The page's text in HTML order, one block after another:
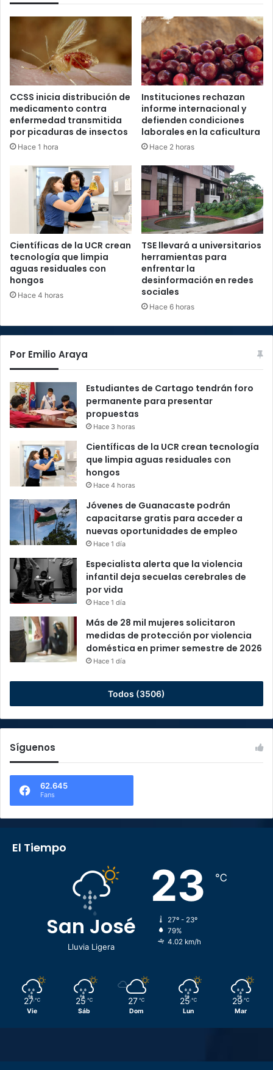
CCSS inicia distribución de
medicamento contra
enfermedad transmitida
por picaduras de insectos
Hace 1 hora
Instituciones rechazan
informe internacional y
defienden condiciones
laborales en la caficultura
Hace 2 horas
Científicas de la UCR crean
tecnología que limpia
aguas residuales con
hongos
Hace 4 horas
TSE llevará a universitarios
herramientas para
enfrentar la
desinformación en redes
sociales
Hace 6 horas
Por Emilio Araya
Estudiantes de Cartago tendrán foro
permanente para presentar
propuestas
Hace 3 horas
Científicas de la UCR crean tecnología
que limpia aguas residuales con
hongos
Hace 4 horas
Jóvenes de Guanacaste podrán
capacitarse gratis para acceder a
nuevas oportunidades de empleo
Hace 1 día
Especialista alerta que la violencia
infantil deja secuelas cerebrales de
por vida
Hace 1 día
Más de 28 mil mujeres solicitaron
medidas de protección por violencia
doméstica en primer semestre de 2026
Hace 1 día
Todos (3506)
Síguenos
62.645
Fans
El Tiempo
San José
Lluvia Ligera
23 ℃
27º - 23º
79%
4.02 km/h
27 ℃
Vie
25 ℃
Sáb
27 ℃
Dom
25 ℃
Lun
29 ℃
Mar